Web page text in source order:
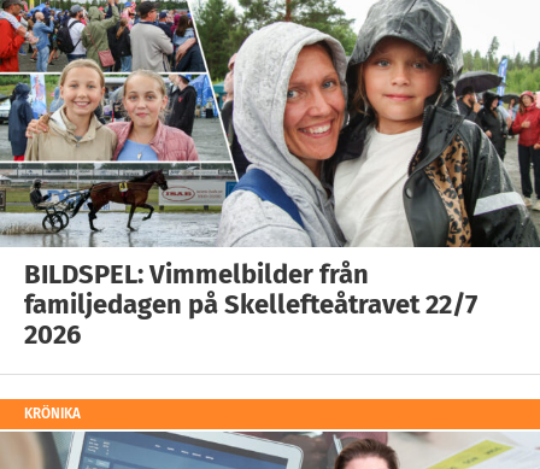
BILDSPEL: Vimmelbilder från
familjedagen på Skellefteåtravet 22/7
2026
KRÖNIKA